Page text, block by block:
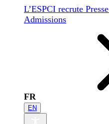
L’ESPCI recrute Presse
Admissions
FR
EN